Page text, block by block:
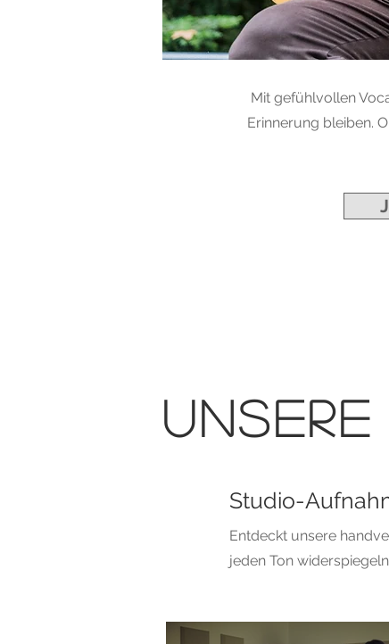
Mit gefühlvollen
Erinnerung bleiben.
Unsere
Studio-
Entdeckt unsere
jeden Ton